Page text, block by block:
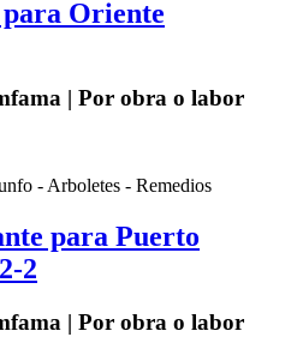
Oriente
| Por obra o labor
- Arboletes - Remedios
para Puerto
2
| Por obra o labor